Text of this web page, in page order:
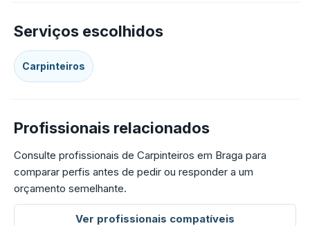
Serviços escolhidos
Carpinteiros
Profissionais relacionados
Consulte profissionais de Carpinteiros em Braga para
comparar perfis antes de pedir ou responder a um
orçamento semelhante.
Ver profissionais compatíveis